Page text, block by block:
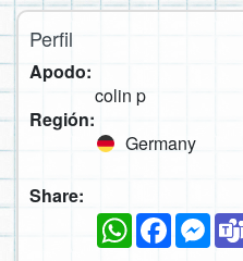
Perfil
Apodo:
colin p
Región:
Germany
Share:
WhatsApp